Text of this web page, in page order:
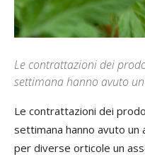
Le contrattazioni dei
settimana hanno avuto
Le contrattazioni dei
settimana hanno avuto un
per diverse orticole un